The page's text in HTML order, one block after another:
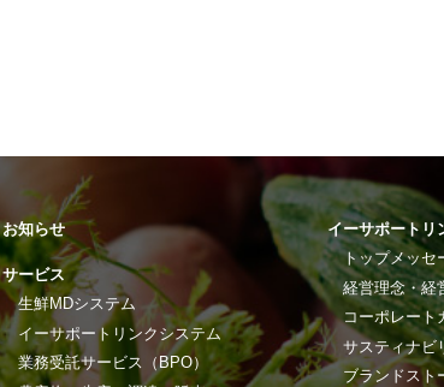
お知らせ
サービス
生鮮MDシステム
イーサポートリンクシステム
業務受託サービス（BPO）
イーサポートリ
トップメッセ
経営理念・経
コーポレート
サスティナビ
ブランドスト